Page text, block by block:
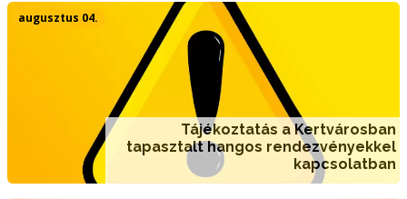
Tájékoztatás a Kertvárosban
tapasztalt hangos rendezvényekkel
kapcsolatban
augusztus 04.